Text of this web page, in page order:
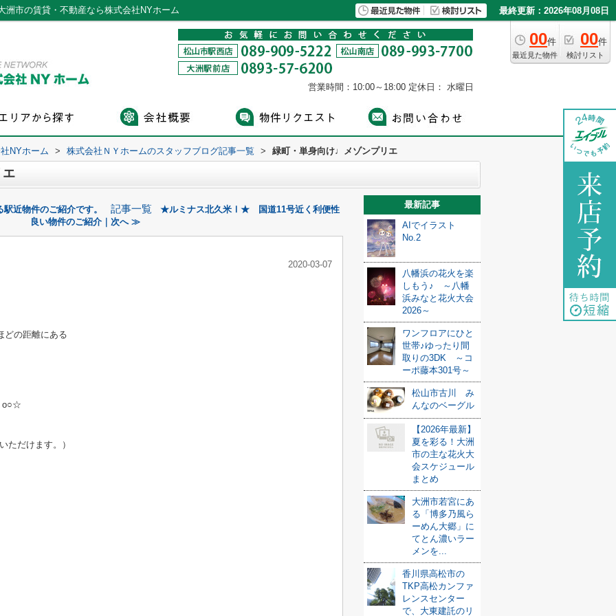
市の賃貸・不動産なら株式会社NYホーム 最終更新：2026年08月08日
00件
最近見た物件
00件
検討リスト
営業時間：10:00～18:00 定休日： 水曜日
NYホーム > 株式会社ＮＹホームのスタッフブログ記事一覧 > 緑町・単身向け♩メゾンプリエ
物件のご紹介です。 記事一覧
★ルミナス北久米Ⅰ★ 国道11号近く利便性
良い物件のご紹介｜次へ ≫
2020-03-07
の距離にある
o○☆
ただけます。）
最新記事
AIでイラスト
No.2
八幡浜の花火を楽
しもう♪ ～八幡
浜みなと花火大会
2026～
ワンフロアにひと
世帯♪ゆったり間
取りの3DK ～コ
ーポ藤本301号～
松山市古川 み
んなのベーグル
【2026年最新】
夏を彩る！大洲
市の主な花火大
会スケジュール
まとめ
大洲市若宮にあ
る「博多乃風ら
ーめん大郷」に
てとん濃いラー
メンを...
香川県高松市の
TKP高松カンファ
レンスセンター
で、大東建託のリ